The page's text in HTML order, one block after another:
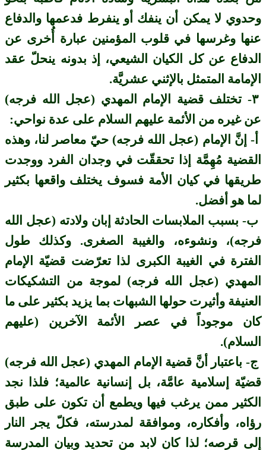
وحدوي لا يمكن أن ينفك أو ينفرط فدعمها والدفاع
عنها وغرسها في قلوب المؤمنين عبارة أُخرى عن
الدفاع عن كل الكيان الشيعي، إذ بدونه ينحلّ عقد
الإمامة المتمثل بالإثني عشريَّة.
٣- تختلف قضية الإمام المهدي (عجل الله فرجه)
عن غيره من الأئمة عليهم السلام على عدة نواحي:
أ- إنَّ الإمام (عجل الله فرجه) حيّ معاصر لنا، وهذه
القضية مُهِمَّة إذا تحققّت في وجدان الفرد ووجدت
طريقها في كيان الأمة فسوف يختلف واقعها بكثير
لما هو أفضل.
ب‌- بسبب الملابسات الحادثة إبان ولادته (عجل الله
فرجه)، ونشوءه، والغيبة الصغرى. وكذلك طول
الفترة في الغيبة الكبرى لذا تعرّضت قضيّة الإمام
المهدي (عجل الله فرجه) لموجة من التشكيكات
العنيفة وأثيرت حولها الشبهات بما يزيد بكثير على ما
كان موجوداً في عصر الأئمة الآخرين (عليهم
السلام).
ج- باعتبار أنَّ قضية الإمام المهدي (عجل الله فرجه)
قضيّة إسلامية عامَّة، بل إنسانية عالمية؛ فلذا نجد
الكثير ممن يرغب فيها ويطمع أن تكون على طبق
رؤاه، وأفكاره، وموافقة لمدرسته، فكلّ يجر النار
إلى قرصه؛ لذا كان لابد من تحديد وبيان المدرسة